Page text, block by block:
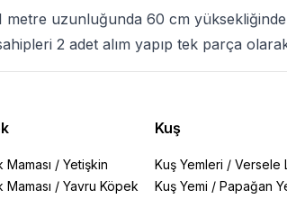
metre uzunluğunda 60 cm
2 adet alım yapıp tek parça
Maması /Yetişkin
Maması /Yavru Köpek
Kuş
Kuş Yemleri / Versele
Kuş Yemi / Papağan